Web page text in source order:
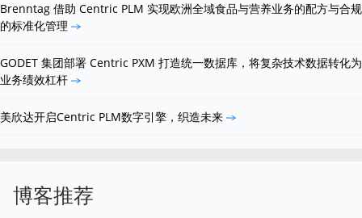
Brenntag 借助 Centric PLM 实现欧洲全域食品与营养业务的配方与合规
的标准化管理
GODET 集团部署 Centric PXM 打造统一数据库，将复杂技术数据转化为
业务绩效杠杆
美欣达开启Centric PLM数字引擎，织造未来
博客推荐